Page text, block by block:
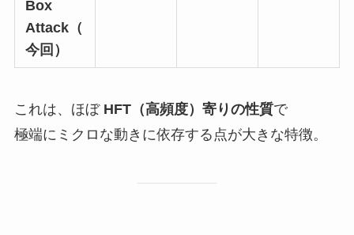
Box
Attack（
今回）
これは、ほぼ HFT（高頻度）寄りの性質で
極端にミクロな動きに依存する点が大きな特徴。